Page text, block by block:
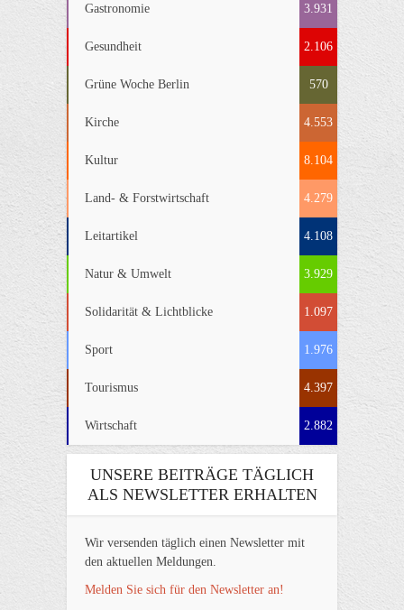
Gastronomie 3.931
Gesundheit 2.106
Grüne Woche Berlin 570
Kirche 4.553
Kultur 8.104
Land- & Forstwirtschaft 4.279
Leitartikel 4.108
Natur & Umwelt 3.929
Solidarität & Lichtblicke 1.097
Sport 1.976
Tourismus 4.397
Wirtschaft 2.882
UNSERE BEITRÄGE TÄGLICH
ALS NEWSLETTER ERHALTEN
Wir versenden täglich einen Newsletter mit
den aktuellen Meldungen.
Melden Sie sich für den Newsletter an!